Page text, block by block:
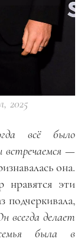
2025
всё было
—
она.
эти
всегда делает
была в